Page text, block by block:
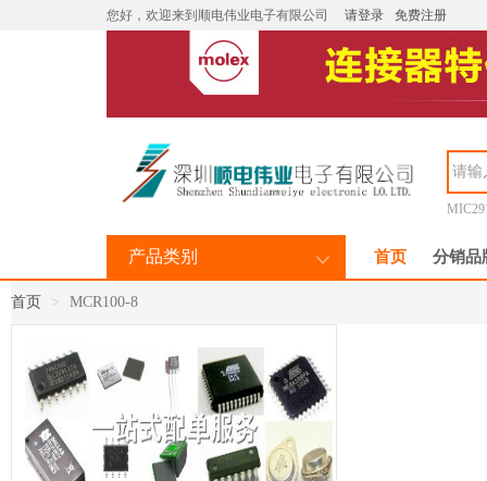
您好，欢迎来到顺电伟业电子有限公司 请登录 免费注册
产品类别 首页 分销品
首页 MCR100-8